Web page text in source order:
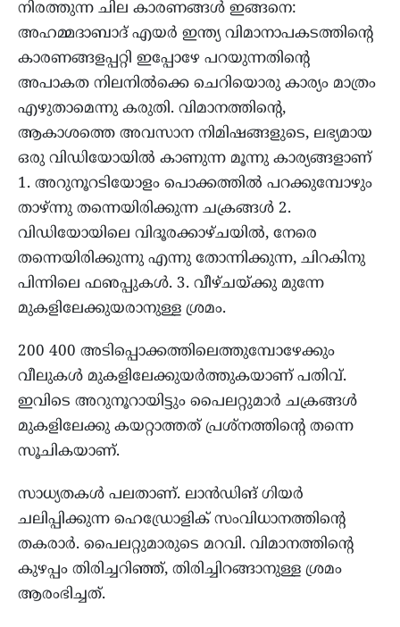
നിരത്തുന്ന ചില കാരണങ്ങൾ ഇങ്ങനെ:
അഹമ്മദാബാദ് എയർ ഇന്ത്യ വിമാനാപകടത്തിന്റെ
കാരണങ്ങളപ്പറ്റി ഇപ്പോഴേ പറയുന്നതിന്റെ
അപാകത നിലനിൽക്കെ ചെറിയൊരു കാര്യം മാത്രം
എഴുതാമെന്നു കരുതി. വിമാനത്തിന്റെ,
ആകാശത്തെ അവസാന നിമിഷങ്ങളുടെ, ലഭ്യമായ
ഒരു വിഡിയോയിൽ കാണുന്ന മൂന്നു കാര്യങ്ങളാണ്
1. അറുനൂറടിയോളം പൊക്കത്തിൽ പറക്കുമ്പോഴും
താഴ്ന്നു തന്നെയിരിക്കുന്ന ചക്രങ്ങൾ 2.
വിഡിയോയിലെ വിദൂരക്കാഴ്ചയിൽ, നേരെ
തന്നെയിരിക്കുന്നു എന്നു തോന്നിക്കുന്ന, ചിറകിനു
പിന്നിലെ ഫഌപ്പുകൾ. 3. വീഴ്ചയ്ക്കു മുന്നേ
മുകളിലേക്കുയരാനുള്ള ശ്രമം.
200 400 അടിപ്പൊക്കത്തിലെത്തുമ്പോഴേക്കും
വീലുകൾ മുകളിലേക്കുയർത്തുകയാണ് പതിവ്.
ഇവിടെ അറുനൂറായിട്ടും പൈലറ്റുമാർ ചക്രങ്ങൾ
മുകളിലേക്കു കയറ്റാത്തത് പ്രശ്‌നത്തിന്റെ തന്നെ
സൂചികയാണ്.
സാധ്യതകൾ പലതാണ്. ലാൻഡിങ് ഗിയർ
ചലിപ്പിക്കുന്ന ഹെഡ്രോളിക് സംവിധാനത്തിന്റെ
തകരാർ. പൈലറ്റുമാരുടെ മറവി. വിമാനത്തിന്റെ
കുഴപ്പം തിരിച്ചറിഞ്ഞ്, തിരിച്ചിറങ്ങാനുള്ള ശ്രമം
ആരംഭിച്ചത്.